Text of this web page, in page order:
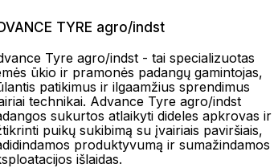
TYRE agro/indst
Tyre agro/indst - tai specializuotas
ūkio ir pramonės padangų gamintojas,
patikimus ir ilgaamžius sprendimus
technikai. Advance Tyre agro/indst
sukurtos atlaikyti dideles apkrovas ir
puikų sukibimą su įvairiais paviršiais,
produktyvumą ir sumažindamos
išlaidas.